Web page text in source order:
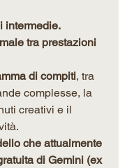
intermedie.
tra prestazioni
di compiti, tra
complesse, la
creativi e il
che attualmente
di Gemini (ex